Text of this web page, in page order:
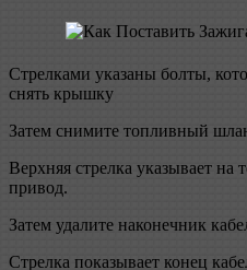
Стрелками указаны болты,
снять крышку
Затем снимите топливный
Верхняя стрелка указывает
привод.
Затем удалите наконечник
Стрелка показывает конец